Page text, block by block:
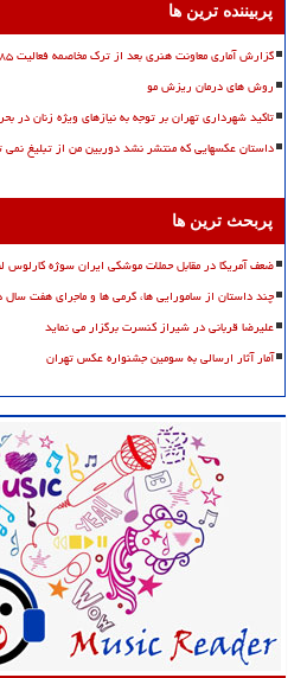
پربیننده ترین ها
گزارش آماری معاونت هنری بعد از ترک مخاصمه فعالیت ۸۵گالری و ۴۷ اجرای موسیقی
روش های درمان ریزش مو
تاکید شهرداری تهران بر توجه به نیازهای ویژه زنان در
داستان عکسهایی که منتشر نشد دوربین من از تبلیغ
پربحث ترین ها
ضعف آمریکا در مقابل حملات موشکی ایران سوژه
چند داستان از سامورایی ها، گرمی ها و ماجرای هفت
علیرضا قربانی در شیراز کنسرت برگزار می نماید
آمار آثار ارسالی به سومین جشنواره عکس تهران